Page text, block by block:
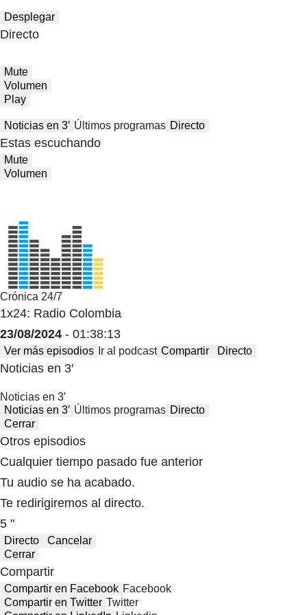
Desplegar
Directo
Mute
Volumen
Play
Noticias en 3′ Últimos programas Directo
Estas escuchando
Mute
Volumen
Crónica 24/7
1x24: Radio Colombia
23/08/2024 - 01:38:13
Ver más episodios Ir al podcast Compartir Directo
Noticias en 3′
Noticias en 3′
Noticias en 3′ Últimos programas Directo
Cerrar
Otros episodios
Cualquier tiempo pasado fue anterior
Tu audio se ha acabado.
Te redirigiremos al directo.
5 "
Directo
Cancelar
Cerrar
Compartir
Compartir en Facebook Facebook
Compartir en Twitter Twitter